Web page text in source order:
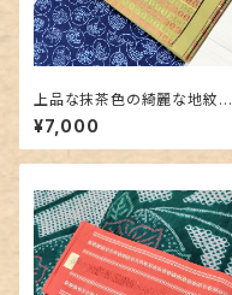
上品な抹茶色の綺麗な地紋
博多織り半幅帯
¥7,000